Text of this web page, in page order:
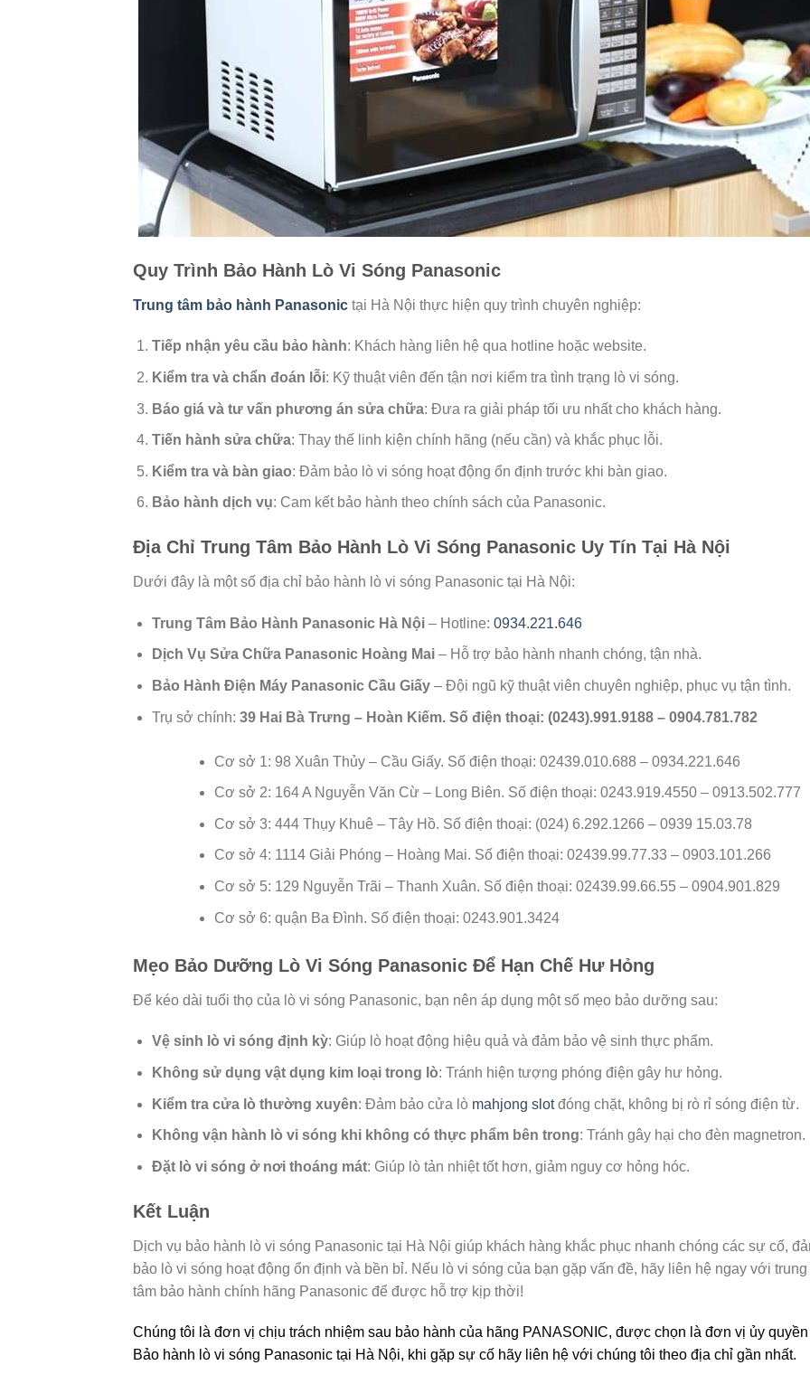
Quy Trình Bảo Hành Lò Vi Sóng Panasonic
Trung tâm bảo hành Panasonic tại Hà Nội thực hiện quy trình chuyên nghiệp:
Tiếp nhận yêu cầu bảo hành: Khách hàng liên hệ qua hotline hoặc website.
Kiểm tra và chẩn đoán lỗi: Kỹ thuật viên đến tận nơi kiểm tra tình trạng lò vi sóng.
Báo giá và tư vấn phương án sửa chữa: Đưa ra giải pháp tối ưu nhất cho khách hàng.
Tiến hành sửa chữa: Thay thế linh kiện chính hãng (nếu cần) và khắc phục lỗi.
Kiểm tra và bàn giao: Đảm bảo lò vi sóng hoạt động ổn định trước khi bàn giao.
Bảo hành dịch vụ: Cam kết bảo hành theo chính sách của Panasonic.
Địa Chỉ Trung Tâm Bảo Hành Lò Vi Sóng Panasonic Uy Tín Tại Hà Nội
Dưới đây là một số địa chỉ bảo hành lò vi sóng Panasonic tại Hà Nội:
Trung Tâm Bảo Hành Panasonic Hà Nội– Hotline: 0934.221.646
Dịch Vụ Sửa Chữa Panasonic Hoàng Mai– Hỗ trợ bảo hành nhanh chóng, tận nhà.
Bảo Hành Điện Máy Panasonic Cầu Giấy– Đội ngũ kỹ thuật viên chuyên nghiệp, phục vụ tận tình.
Trụ sở chính: 39 Hai Bà Trưng – Hoàn Kiếm. Số điện thoại: (0243).991.9188 – 0904.781.782
Cơ sở 1: 98 Xuân Thủy – Cầu Giấy. Số điện thoại: 02439.010.688 – 0934.221.646
Cơ sở 2: 164 A Nguyễn Văn Cừ – Long Biên. Số điện thoại: 0243.919.4550 – 0913.502.777
Cơ sở 3: 444 Thụy Khuê – Tây Hồ. Số điện thoại: (024) 6.292.1266 – 0939 15.03.78
Cơ sở 4: 1114 Giải Phóng – Hoàng Mai. Số điện thoại: 02439.99.77.33 – 0903.101.266
Cơ sở 5: 129 Nguyễn Trãi – Thanh Xuân. Số điện thoại: 02439.99.66.55 – 0904.901.829
Cơ sở 6: quận Ba Đình. Số điện thoại: 0243.901.3424
Mẹo Bảo Dưỡng Lò Vi Sóng Panasonic Để Hạn Chế Hư Hỏng
Để kéo dài tuổi thọ của lò vi sóng Panasonic, bạn nên áp dụng một số mẹo bảo dưỡng sau:
Vệ sinh lò vi sóng định kỳ: Giúp lò hoạt động hiệu quả và đảm bảo vệ sinh thực phẩm.
Không sử dụng vật dụng kim loại trong lò: Tránh hiện tượng phóng điện gây hư hỏng.
Kiểm tra cửa lò thường xuyên: Đảm bảo cửa lò mahjong slotđóng chặt, không bị rò rỉ sóng điện từ.
Không vận hành lò vi sóng khi không có thực phẩm bên trong: Tránh gây hại cho đèn magnetron.
Đặt lò vi sóng ở nơi thoáng mát: Giúp lò tản nhiệt tốt hơn, giảm nguy cơ hỏng hóc.
Kết Luận
Dịch vụ bảo hành lò vi sóng Panasonic tại Hà Nội giúp khách hàng khắc phục nhanh chóng các sự cố,
bảo lò vi sóng hoạt động ổn định và bền bỉ. Nếu lò vi sóng của bạn gặp vấn đề, hãy liên hệ ngay với trung
tâm bảo hành chính hãng Panasonic để được hỗ trợ kịp thời!
Chúng tôi là đơn vị chịu trách nhiệm sau bảo hành của hãng PANASONIC, được chọn là đơn vị ủy quyền
Bảo hành lò vi sóng Panasonic tại Hà Nội, khi gặp sự cố hãy liên hệ với chúng tôi theo địa chỉ gần nhất.